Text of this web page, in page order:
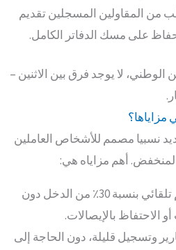
من المقاولين المسجلين تقديم
على مسك الدفاتر الكامل.
لا يوجد فرق بين الاثنين –
مزاياها؟
نسبيا مصمم للأشخاص العاملين
أهم مزاياه هي:
: خصم تلقائي بنسبة 30٪ من الدخل دون
الاحتفاظ بالإيصالات.
وتسجيل قليلة، دون الحاجة إلى